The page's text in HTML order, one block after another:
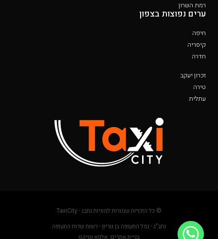
רמת השרון
ערים נפוצות בצפון
חיפה
קיסריה
חדרה
זכרון יעקב
טירה
עתלית
© כל הזכויות שמורות למוניות נתבג - TaxiCity
נתב"ג - נמל התעופה בן גוריון - רשות שדות התעופה
בניית אתרים: אלפא נטיקס